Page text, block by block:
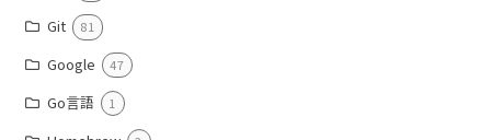
Git 81
Google 47
Go言語 1